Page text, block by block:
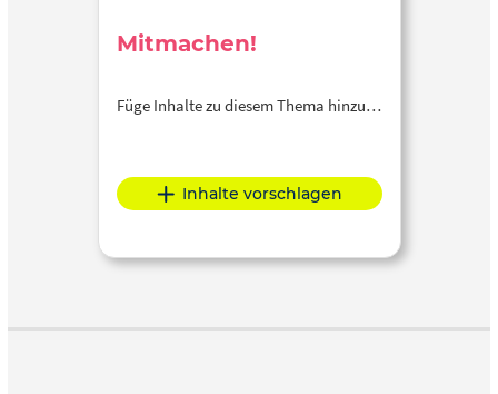
Mitmachen!
Füge Inhalte zu diesem Thema hinzu…
Inhalte vorschlagen